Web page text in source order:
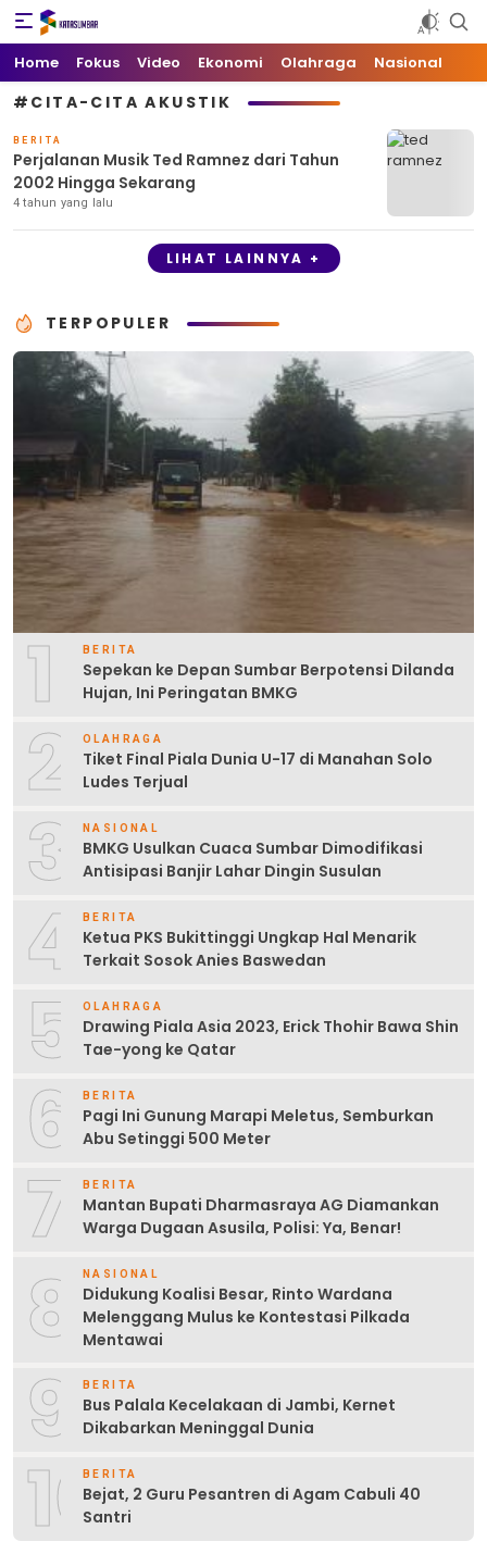
Kata Sumbar
Berita Sumbar Hari Ini
Home Fokus Video Ekonomi Olahraga Nasional
#CITA-CITA AKUSTIK
BERITA
Perjalanan Musik Ted Ramnez dari Tahun
2002 Hingga Sekarang
4 tahun yang lalu
LIHAT LAINNYA +
TERPOPULER
1 BERITA
Sepekan ke Depan Sumbar Berpotensi Dilanda
Hujan, Ini Peringatan BMKG
2 OLAHRAGA
Tiket Final Piala Dunia U-17 di Manahan Solo
Ludes Terjual
3 NASIONAL
BMKG Usulkan Cuaca Sumbar Dimodifikasi
Antisipasi Banjir Lahar Dingin Susulan
4 BERITA
Ketua PKS Bukittinggi Ungkap Hal Menarik
Terkait Sosok Anies Baswedan
5 OLAHRAGA
Drawing Piala Asia 2023, Erick Thohir Bawa Shin
Tae-yong ke Qatar
6 BERITA
Pagi Ini Gunung Marapi Meletus, Semburkan
Abu Setinggi 500 Meter
7 BERITA
Mantan Bupati Dharmasraya AG Diamankan
Warga Dugaan Asusila, Polisi: Ya, Benar!
8 NASIONAL
Didukung Koalisi Besar, Rinto Wardana
Melenggang Mulus ke Kontestasi Pilkada
Mentawai
9 BERITA
Bus Palala Kecelakaan di Jambi, Kernet
Dikabarkan Meninggal Dunia
10BERITA
Bejat, 2 Guru Pesantren di Agam Cabuli 40
Santri